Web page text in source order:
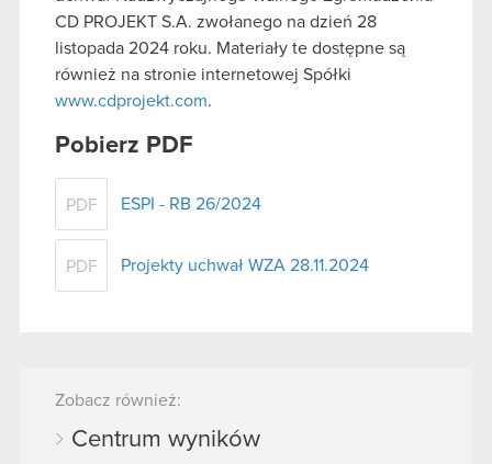
CD PROJEKT S.A. zwołanego na dzień 28
listopada 2024 roku. Materiały te dostępne są
również na stronie internetowej Spółki
www.cdprojekt.com.
Pobierz PDF
PDF ESPI - RB 26/2024
PDF Projekty uchwał WZA 28.11.2024
Zobacz również:
Centrum wyników